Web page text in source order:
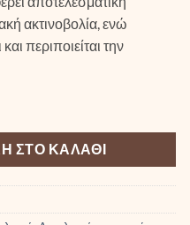
ακτινοβολία, ενώ
περιποιείται την
ΣΤΟ ΚΑΛΆΘΙ